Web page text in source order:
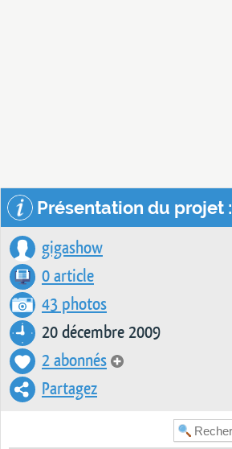
Présentation du projet :
gigashow
0 article
43 photos
20 décembre 2009
2 abonnés
Partagez